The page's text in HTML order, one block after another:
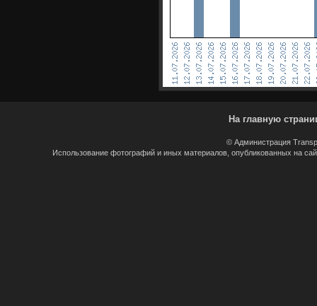
На главную
© Администрация
Использование фотографий и иных материалов, опубликованных на